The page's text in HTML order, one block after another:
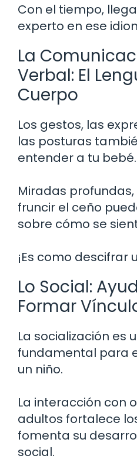
Con el tiempo,
experto en ese
La
Verbal: El
Cuerpo
Los gestos, las
las posturas
entender a tu bebé.
Miradas
fruncir el ceño
sobre cómo se
¡Es como descifrar
Lo Social:
Formar
La socialización es
fundamental para
un niño.
La interacción con
adultos fortalece
fomenta su
social.